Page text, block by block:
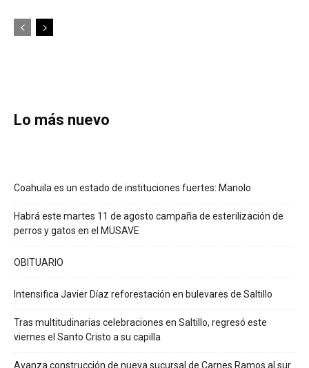
Lo más nuevo
Coahuila es un estado de instituciones fuertes: Manolo
Habrá este martes 11 de agosto campaña de esterilización de
perros y gatos en el MUSAVE
OBITUARIO
Intensifica Javier Díaz reforestación en bulevares de Saltillo
Tras multitudinarias celebraciones en Saltillo, regresó este
viernes el Santo Cristo a su capilla
Avanza construcción de nueva sucursal de Carnes Ramos al sur